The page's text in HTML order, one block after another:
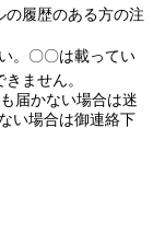
履歴のある方の注
。〇〇は載ってい
ません。
届かない場合は迷
い場合は御連絡下